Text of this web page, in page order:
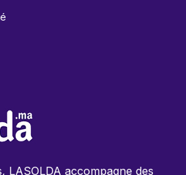
LASOLDA accompagne des